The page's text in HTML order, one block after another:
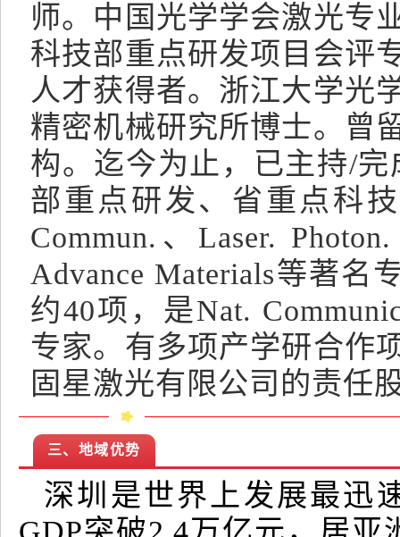
师。中国光学学会激光专
科技部重点研发项目会评
人才获得者。浙江大学光
精密机械研究所博士。曾
构。迄今为止，已主持/
部重点研发、省重点科
Commun.、Laser.
Advance Materials等著名
约40项，是Nat.
专家。有多项产学研合作
固星激光有限公司的责任
三、地域优势
深圳是世界上发展最迅